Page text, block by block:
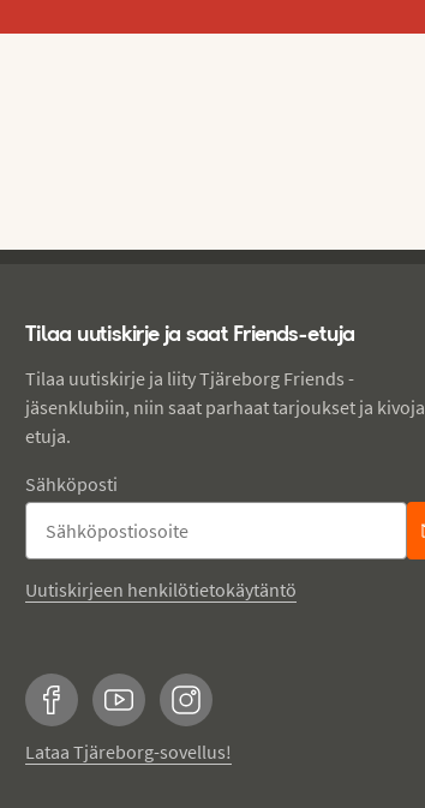
Tilaa uutiskirje ja saat Friends-etuja
Tilaa uutiskirje ja liity Tjäreborg Friends -
jäsenklubiin, niin saat parhaat tarjoukset ja kivoja
etuja.
Sähköposti
Uutiskirjeen henkilötietokäytäntö
FacebookYouTubeInstagram
Lataa Tjäreborg-sovellus!